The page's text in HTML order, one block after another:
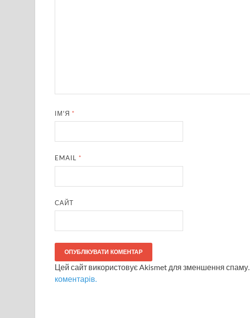
ІМ'Я *
EMAIL *
САЙТ
Цей сайт використовує Akismet для зменшення спаму.
коментарів.